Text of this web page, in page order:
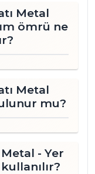
Metal
ömrü ne
Metal
mu?
- Yer